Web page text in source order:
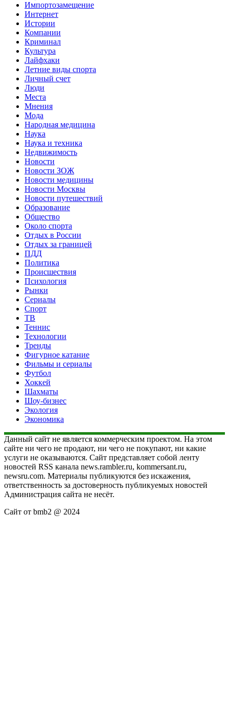
Импортозамещение
Интернет
Истории
Компании
Криминал
Культура
Лайфхаки
Летние виды спорта
Личный счет
Люди
Места
Мнения
Мода
Народная медицина
Наука
Наука и техника
Недвижимость
Новости
Новости ЗОЖ
Новости медицины
Новости Москвы
Новости путешествий
Образование
Общество
Около спорта
Отдых в России
Отдых за границей
ПДД
Политика
Происшествия
Психология
Рынки
Сериалы
Спорт
ТВ
Теннис
Технологии
Тренды
Фигурное катание
Фильмы и сериалы
Футбол
Хоккей
Шахматы
Шоу-бизнес
Экология
Экономика
Данный сайт не является коммерческим проектом. На этом
сайте ни чего не продают, ни чего не покупают, ни какие
услуги не оказываются. Сайт представляет собой ленту
новостей RSS канала news.rambler.ru, kommersant.ru,
newsru.com. Материалы публикуются без искажения,
ответственность за достоверность публикуемых новостей
Администрация сайта не несёт.
Сайт от bmb2 @ 2024